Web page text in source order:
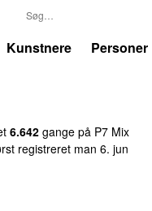
Kunstnere Personer
6.642 gange på P7 Mix
registreret man 6. jun